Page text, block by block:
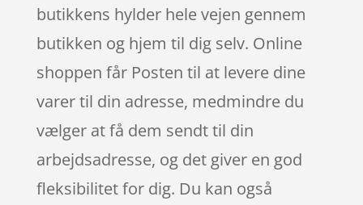
butikkens hylder hele vejen gennem
butikken og hjem til dig selv. Online
shoppen får Posten til at levere dine
varer til din adresse, medmindre du
vælger at få dem sendt til din
arbejdsadresse, og det giver en god
fleksibilitet for dig. Du kan også